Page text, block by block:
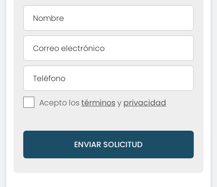
Acepto lostérminosy privacidad
ENVIAR SOLICITUD